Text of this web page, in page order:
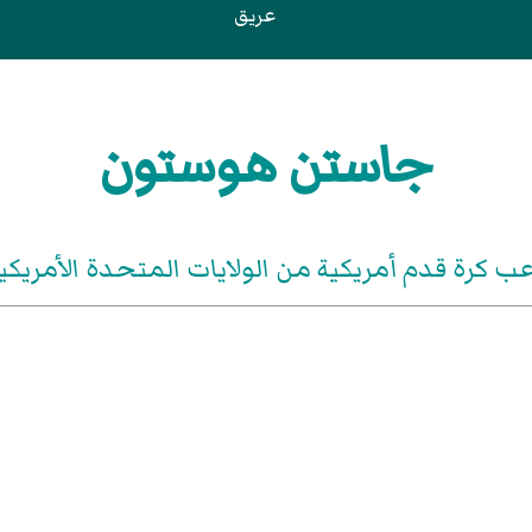
عريق
جاستن هوستون
كرة قدم أمريكية من الولايات المتحدة